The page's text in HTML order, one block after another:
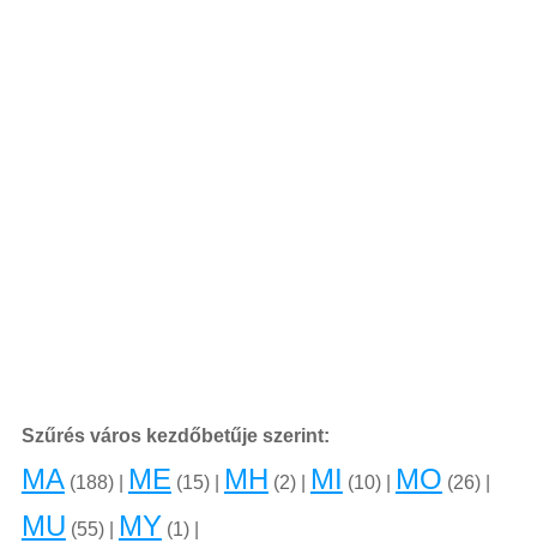
Szűrés város kezdőbetűje szerint:
MA(188) | ME (15) | MH (2) | MI (10) | MO (26) |
MU (55) | MY (1) |